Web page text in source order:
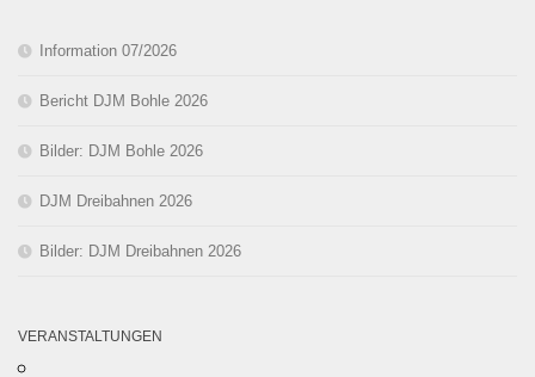
Information 07/2026
Bericht DJM Bohle 2026
Bilder: DJM Bohle 2026
DJM Dreibahnen 2026
Bilder: DJM Dreibahnen 2026
VERANSTALTUNGEN